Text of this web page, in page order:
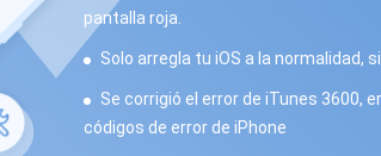
pantalla roja.
Solo arregla tu iOS a la normalidad,
Se corrigió el error de iTunes 3600,
códigos de error de iPhone